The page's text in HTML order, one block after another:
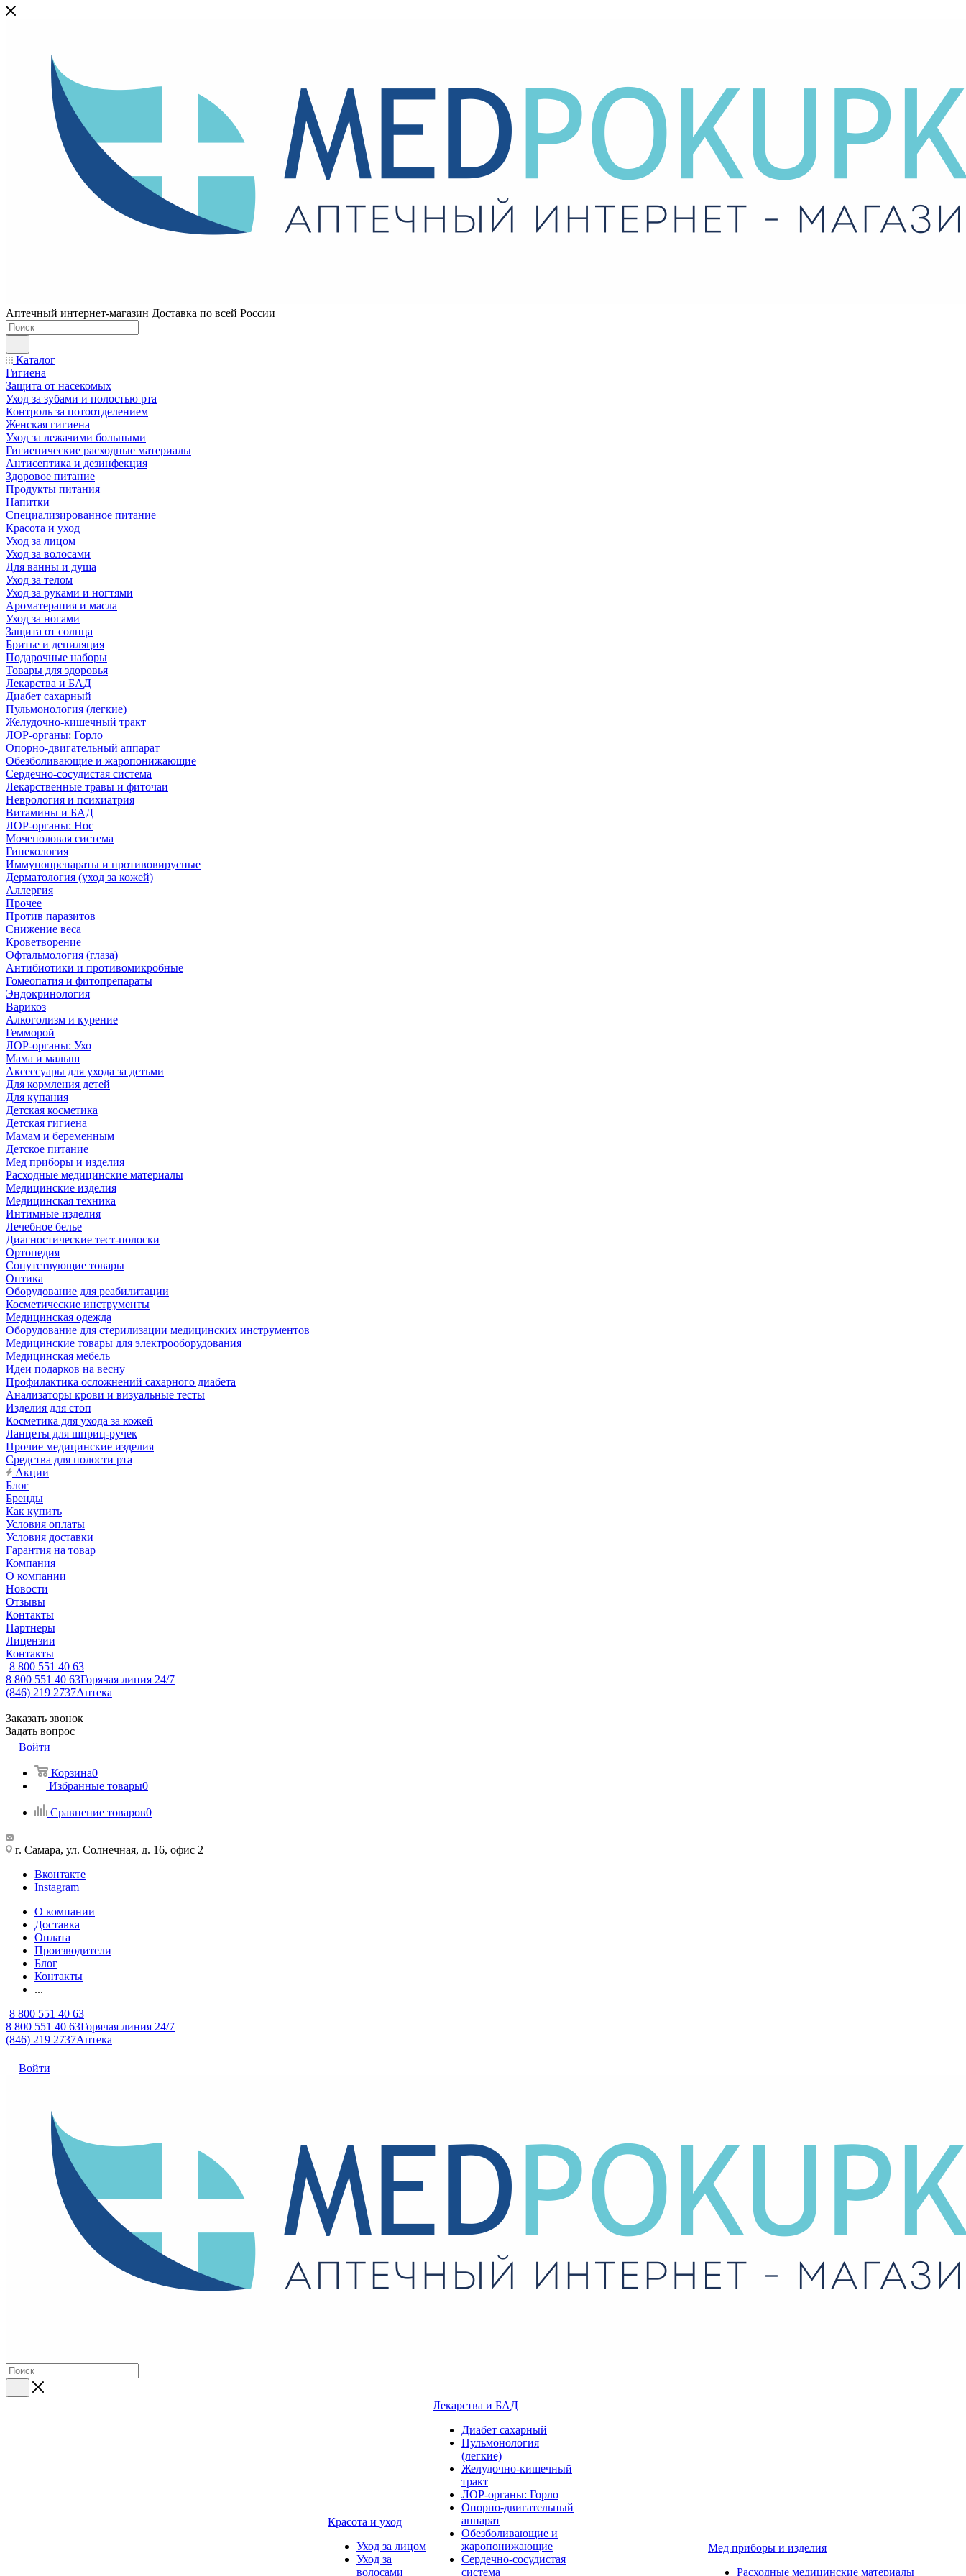
Аптечный интернет-магазин Доставка по всей России
Каталог
Гигиена
Защита от насекомых
Уход за зубами и полостью рта
Контроль за потоотделением
Женская гигиена
Уход за лежачими больными
Гигиенические расходные материалы
Антисептика и дезинфекция
Здоровое питание
Продукты питания
Напитки
Специализированное питание
Красота и уход
Уход за лицом
Уход за волосами
Для ванны и душа
Уход за телом
Уход за руками и ногтями
Ароматерапия и масла
Уход за ногами
Защита от солнца
Бритье и депиляция
Подарочные наборы
Товары для здоровья
Лекарства и БАД
Диабет сахарный
Пульмонология (легкие)
Желудочно-кишечный тракт
ЛОР-органы: Горло
Опорно-двигательный аппарат
Обезболивающие и жаропонижающие
Сердечно-сосудистая система
Лекарственные травы и фиточаи
Неврология и психиатрия
Витамины и БАД
ЛОР-органы: Нос
Мочеполовая система
Гинекология
Иммунопрепараты и противовирусные
Дерматология (уход за кожей)
Аллергия
Прочее
Против паразитов
Снижение веса
Кроветворение
Офтальмология (глаза)
Антибиотики и противомикробные
Гомеопатия и фитопрепараты
Эндокринология
Варикоз
Алкоголизм и курение
Гемморой
ЛОР-органы: Ухо
Мама и малыш
Аксессуары для ухода за детьми
Для кормления детей
Для купания
Детская косметика
Детская гигиена
Мамам и беременным
Детское питание
Мед приборы и изделия
Расходные медицинские материалы
Медицинские изделия
Медицинская техника
Интимные изделия
Лечебное белье
Диагностические тест-полоски
Ортопедия
Сопутствующие товары
Оптика
Оборудование для реабилитации
Косметические инструменты
Медицинская одежда
Оборудование для стерилизации медицинских инструментов
Медицинские товары для электрооборудования
Медицинская мебель
Идеи подарков на весну
Профилактика осложнений сахарного диабета
Анализаторы крови и визуальные тесты
Изделия для стоп
Косметика для ухода за кожей
Ланцеты для шприц-ручек
Прочие медицинские изделия
Средства для полости рта
Акции
Блог
Бренды
Как купить
Условия оплаты
Условия доставки
Гарантия на товар
Компания
О компании
Новости
Отзывы
Контакты
Партнеры
Лицензии
Контакты
8 800 551 40 63
8 800 551 40 63Горячая линия 24/7
(846) 219 2737Аптека
Заказать звонок
Задать вопрос
Войти
Корзина0
Избранные товары0
Сравнение товаров0
г. Самара, ул. Солнечная, д. 16, офис 2
Вконтакте
Instagram
О компании
Доставка
Оплата
Производители
Блог
Контакты
...
8 800 551 40 63
8 800 551 40 63Горячая линия 24/7
(846) 219 2737Аптека
Войти
Красота и уход
Уход за лицом
Уход за
волосами
Лекарства и БАД
Диабет сахарный
Пульмонология
(легкие)
Желудочно-кишечный
тракт
ЛОР-органы: Горло
Опорно-двигательный
аппарат
Обезболивающие и
жаропонижающие
Сердечно-сосудистая
система
Мед приборы и изделия
Расходные медицинские материалы